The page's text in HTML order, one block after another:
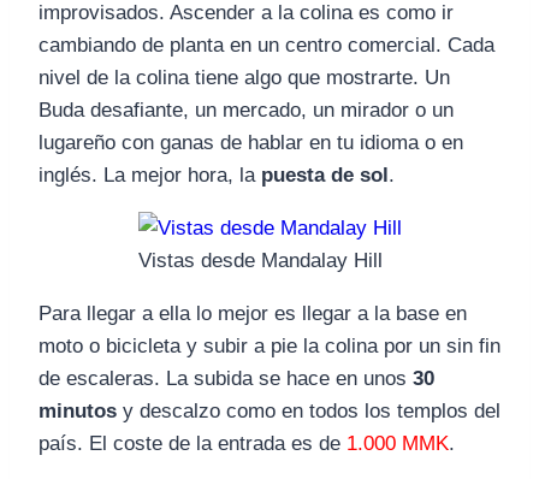
improvisados. Ascender a la colina es como ir
cambiando de planta en un centro comercial. Cada
nivel de la colina tiene algo que mostrarte. Un
Buda desafiante, un mercado, un mirador o un
lugareño con ganas de hablar en tu idioma o en
inglés. La mejor hora, la puesta de sol .
Vistas desde Mandalay Hill
Para llegar a ella lo mejor es llegar a la base en
moto o bicicleta y subir a pie la colina por un sin fin
de escaleras. La subida se hace en unos 30
minutos y descalzo como en todos los templos del
país. El coste de la entrada es de 1.000 MMK.